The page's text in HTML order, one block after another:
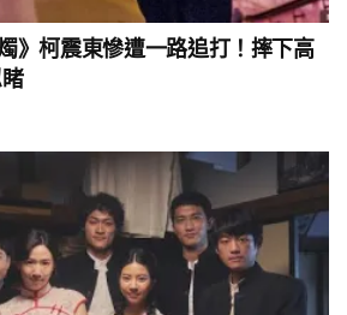
》柯震東慘遭一路追打！摔下高